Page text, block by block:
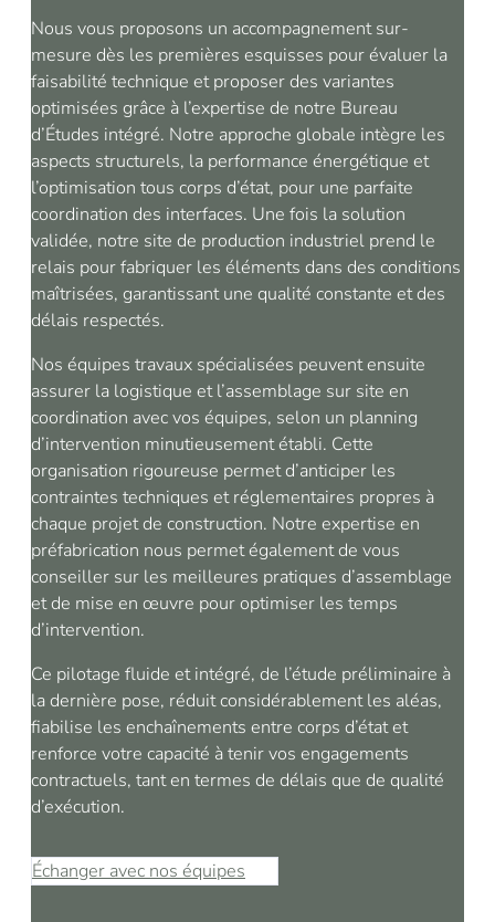
Nous vous proposons un accompagnement sur-
mesure dès les premières esquisses pour évaluer la
faisabilité technique et proposer des variantes
optimisées grâce à l’expertise de notre Bureau
d’Études intégré. Notre approche globale intègre les
aspects structurels, la performance énergétique et
l’optimisation tous corps d’état, pour une parfaite
coordination des interfaces. Une fois la solution
validée, notre site de production industriel prend le
relais pour fabriquer les éléments dans des conditions
maîtrisées, garantissant une qualité constante et des
délais respectés.
Nos équipes travaux spécialisées peuvent ensuite
assurer la logistique et l’assemblage sur site en
coordination avec vos équipes, selon un planning
d’intervention minutieusement établi. Cette
organisation rigoureuse permet d’anticiper les
contraintes techniques et réglementaires propres à
chaque projet de construction. Notre expertise en
préfabrication nous permet également de vous
conseiller sur les meilleures pratiques d’assemblage
et de mise en œuvre pour optimiser les temps
d’intervention.
Ce pilotage fluide et intégré, de l’étude préliminaire à
la dernière pose, réduit considérablement les aléas,
fiabilise les enchaînements entre corps d’état et
renforce votre capacité à tenir vos engagements
contractuels, tant en termes de délais que de qualité
d’exécution.
Échanger avec nos équipes